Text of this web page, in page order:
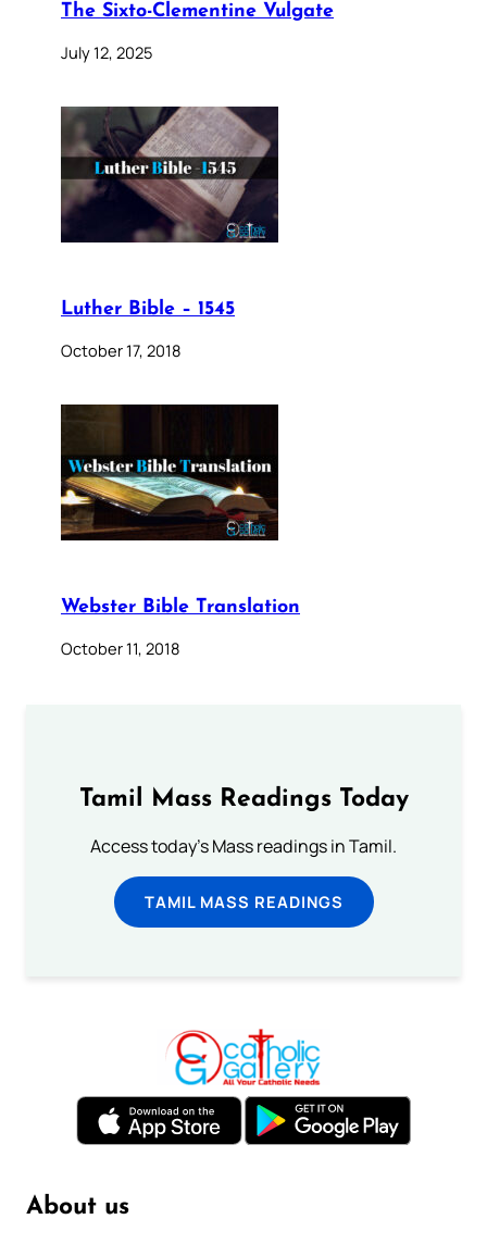
The Sixto-Clementine Vulgate
July 12, 2025
Luther Bible – 1545
October 17, 2018
Webster Bible Translation
October 11, 2018
Tamil Mass Readings Today
Access today's Mass readings in Tamil.
TAMIL MASS READINGS
About us